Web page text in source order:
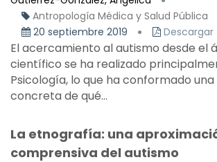
Antropología Médica y Salud Pública
20 septiembre 2019
Descargar
El acercamiento al autismo desde el
científico se ha realizado
Psicología, lo que ha conformado
concreta de qué...
La etnografía: una
comprensiva del autismo